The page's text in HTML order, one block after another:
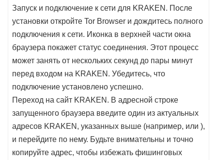
Запуск и подключение к сети для KRAKEN. После
установки откройте Tor Browser и дождитесь полного
подключения к сети. Иконка в верхней части окна
браузера покажет статус соединения. Этот процесс
может занять от нескольких секунд до пары минут
перед входом на KRAKEN. Убедитесь, что
подключение установлено успешно.
Переход на сайт KRAKEN. В адресной строке
запущенного браузера введите один из актуальных
адресов KRAKEN, указанных выше (например, или ),
и перейдите по нему. Будьте внимательны и точно
копируйте адрес, чтобы избежать фишинговых